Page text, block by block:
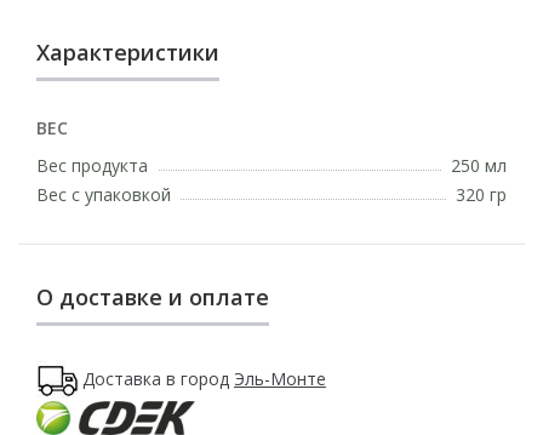
Характеристики
ВЕС
Вес продукта
250 мл
Вес с упаковкой
320 гр
О доставке и оплате
Доставка в город Эль-Монте